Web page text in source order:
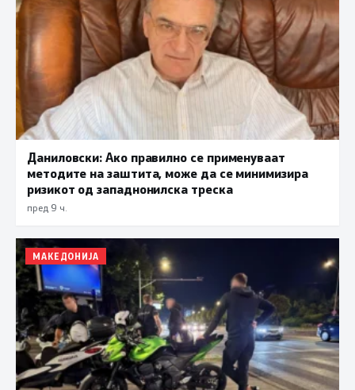
Даниловски: Ако правилно се применуваат
методите на заштита, може да се минимизира
ризикот од западнонилска треска
пред 9 ч.
МАКЕДОНИЈА